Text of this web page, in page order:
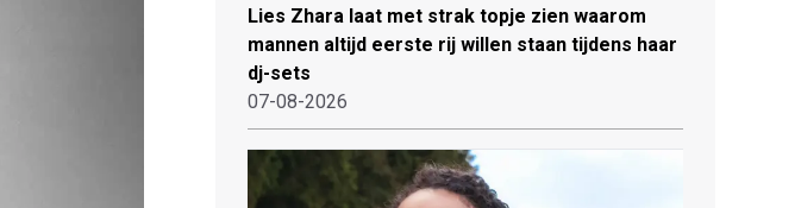
Lies Zhara laat met strak topje zien waarom
mannen altijd eerste rij willen staan tijdens haar
dj-sets
07-08-2026